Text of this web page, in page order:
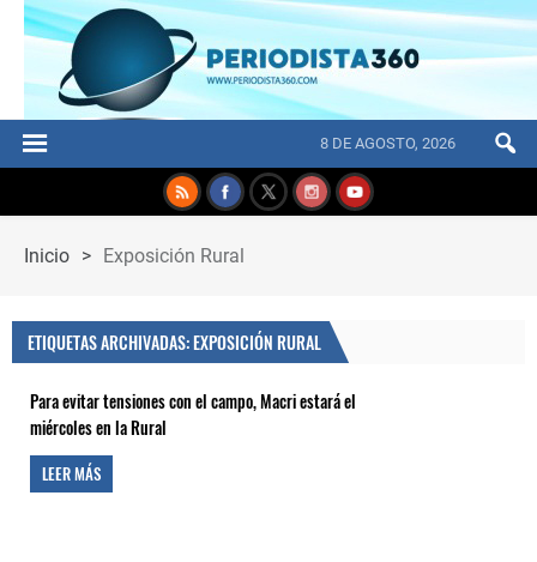
8 DE AGOSTO, 2026
Inicio > Exposición Rural
ETIQUETAS ARCHIVADAS: EXPOSICIÓN RURAL
Para evitar tensiones con el campo, Macri estará el
miércoles en la Rural
LEER MÁS